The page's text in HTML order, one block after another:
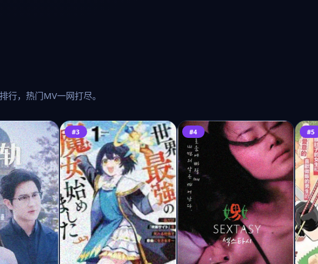
行，热门MV一网打尽。
#3 #4 #5